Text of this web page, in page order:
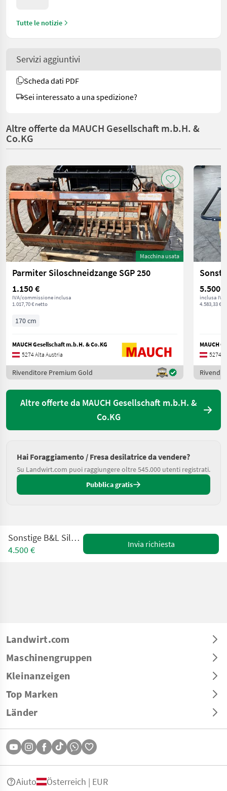
Tutte le notizie
Servizi aggiuntivi
Scheda dati PDF
Sei interessato a una spedizione?
Altre offerte da MAUCH Gesellschaft m.b.H. &
Co.KG
Macchina usata
Parmiter Siloschneidzange SGP 250
1.150 €
IVA/commissione inclusa
1.017,70 € netto
170 cm
MAUCH Gesellschaft m.b.H. & Co.KG
5274 Alta Austria
Rivenditore Premium Gold
5.500 €
inclusa IVA
4.583,33 €
MAUCH
5274
Altre offerte da MAUCH Gesellschaft m.b.H. &
Co.KG
Hai Foraggiamento / Fresa desilatrice da vendere?
Su Landwirt.com puoi raggiungere oltre 545.000 utenti registrati.
Pubblica gratis
Sonstige B&L Siloschneidzange
4.500 €
Invia richiesta
Landwirt.com
Maschinengruppen
Kleinanzeigen
Top Marken
Länder
Aiuto Österreich | EUR